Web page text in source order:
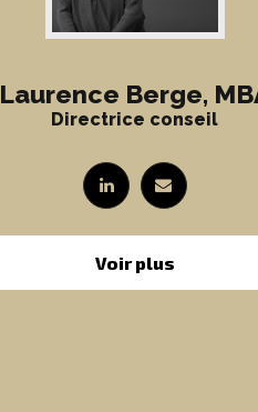
Laurence Berge,
Directrice conseil
Voir plus